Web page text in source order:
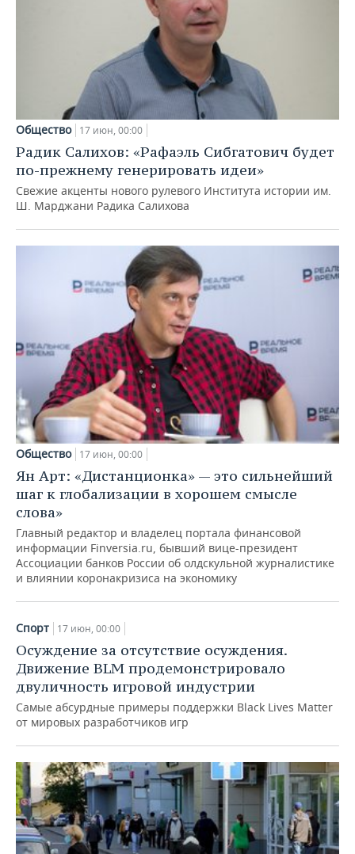
Общество 17 июн, 00:00
Радик Салихов: «Рафаэль Сибгатович будет
по-прежнему генерировать идеи»
Свежие акценты нового рулевого Института истории им.
Ш. Марджани Радика Салихова
Общество 17 июн, 00:00
Ян Арт: «Дистанционка» — это сильнейший
шаг к глобализации в хорошем смысле
слова»
Главный редактор и владелец портала финансовой
информации Finversia.ru, бывший вице-президент
Ассоциации банков России об олдскульной журналистике
и влиянии коронакризиса на экономику
Спорт 17 июн, 00:00
Осуждение за отсутствие осуждения.
Движение BLM продемонстрировало
двуличность игровой индустрии
Самые абсурдные примеры поддержки Black Lives Matter
от мировых разработчиков игр